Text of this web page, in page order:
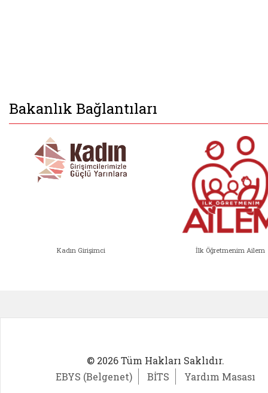
Bakanlık Bağlantıları
Kadın Girişimci İlk Öğretmenim Ailem
© 2026 Tüm Hakları Saklıdır.
EBYS (Belgenet)
BİTS Yardım Masası